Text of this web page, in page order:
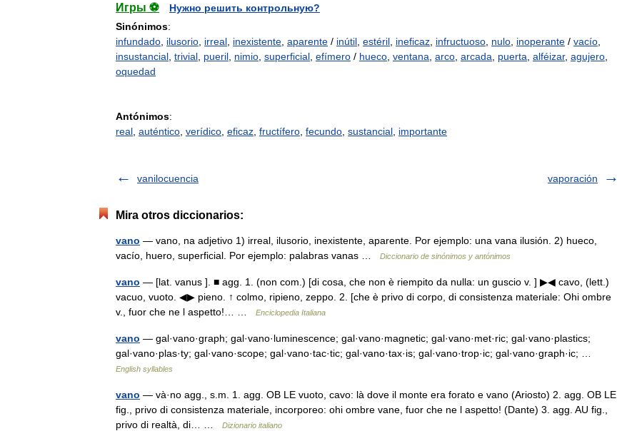
Игры ⚽
Нужно решить контрольную?
Sinónimos:
infundado ilusorio irreal inexistente aparente / inútil estéril ineficaz infructuoso nulo inoperante / vacío
insustancial trivial pueril nimio superficial efímero / hueco ventana arco arcada puerta alféizar, agujero
oquedad
Antónimos:
real auténtico verídico eficaz fructífero fecundo sustancial importante
vanilocuencia vaporación
Mira otros diccionarios:
vano — vano, na adjetivo 1) irreal, ilusorio, inexistente, aparente. Por ejemplo: una vana ilusión. 2) hueco,
vacío, huero, superficial. Por ejemplo: palabras vanas …
Diccionario de sinónimos y antónimos
vano — [lat. vanus ]. ■ agg. 1. (non com.) [di cosa, che non è riempito da nulla: un guscio v. ] ▶◀ cavo, (lett.)
vacuo, vuoto. ◀▶ pieno. ↑ colmo, ripieno, zeppo. 2. [che è privo di corpo, di consistenza materiale: Ohi ombre
v., fuor che ne l aspetto!… …
Enciclopedia Italiana
vano — gal·vano·graph; gal·vano·luminescence; gal·vano·magnetic; gal·vano·met·ric; gal·vano·plastics;
gal·vano·plas·ty; gal·vano·scope; gal·vano·tac·tic; gal·vano·tax·is; gal·vano·trop·ic; gal·vano·graph·ic; …
English syllables
vano — và·no agg., s.m. 1. agg. OB LE vuoto, cavo: là dove il monte era forato e vano (Ariosto) 2. agg. OB LE
fig., privo di consistenza materiale, incorporeo: ohi ombre vane, fuor che ne l aspetto! (Dante) 3. agg. AU fig.,
privo di realtà, di… …
Dizionario italiano